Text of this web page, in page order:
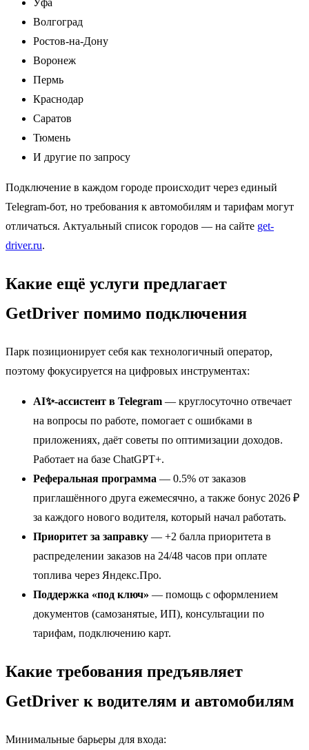
Уфа
Волгоград
Ростов-на-Дону
Воронеж
Пермь
Краснодар
Саратов
Тюмень
И другие по запросу
Подключение в каждом городе происходит через единый
Telegram-бот, но требования к автомобилям и тарифам могут
отличаться. Актуальный список городов — на сайте get-
driver.ru.
Какие ещё услуги предлагает
GetDriver помимо подключения
Парк позиционирует себя как технологичный оператор,
поэтому фокусируется на цифровых инструментах:
AI✨-ассистент в Telegram — круглосуточно отвечает
на вопросы по работе, помогает с ошибками в
приложениях, даёт советы по оптимизации доходов.
Работает на базе ChatGPT+.
Реферальная программа — 0.5% от заказов
приглашённого друга ежемесячно, а также бонус 2026 ₽
за каждого нового водителя, который начал работать.
Приоритет за заправку — +2 балла приоритета в
распределении заказов на 24/48 часов при оплате
топлива через Яндекс.Про.
Поддержка «под ключ» — помощь с оформлением
документов (самозанятые, ИП), консультации по
тарифам, подключению карт.
Какие требования предъявляет
GetDriver к водителям и автомобилям
Минимальные барьеры для входа: